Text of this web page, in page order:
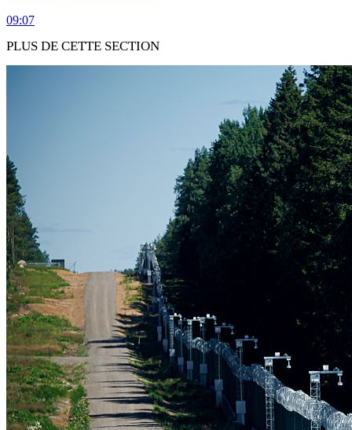
09:07
PLUS DE CETTE SECTION